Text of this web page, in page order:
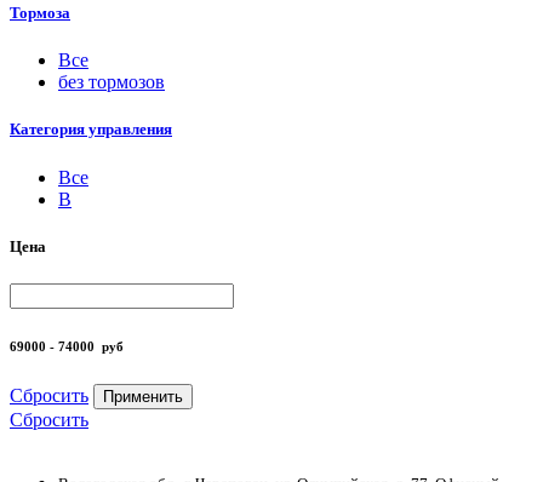
Тормоза
Все
без тормозов
Категория управления
Все
B
Цена
69000 - 74000 руб
Сбросить Применить
Сбросить